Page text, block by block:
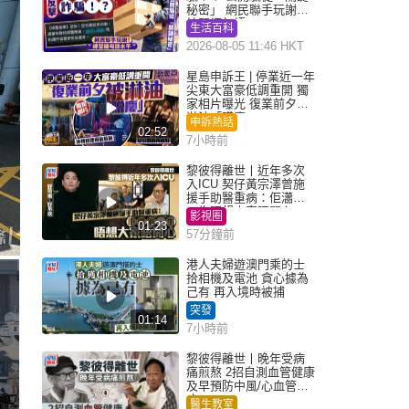
秘密」 網民聯手玩謝：
練習緬甸語
生活百科
2026-08-05 11:46 HKT
02:52
星島申訴王 | 停業近一年
尖東大富豪低調重開 獨
家相片曝光 復業前夕被
淋油「贈慶」
申訴熱話
7小時前
01:23
黎彼得離世丨近年多次
入ICU 契仔黃宗澤曾施
援手助醫重病：佢瀟灑
一生唔想大家唔開心
影視圈
57分鐘前
01:14
港人夫婦遊澳門乘的士
拾相機及電池 貪心據為
己有 再入境時被捕
突發
7小時前
黎彼得離世丨晚年受病
痛煎熬 2招自測血管健康
及早預防中風/心血管疾
病
醫生教室